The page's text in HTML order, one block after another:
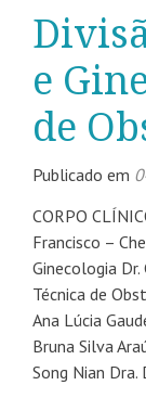
e
de
Publicado em
CORPO
Francisco –
Ginecologia Dr.
Técnica de
Ana Lúcia
Bruna Silva
Song Nian Dra.